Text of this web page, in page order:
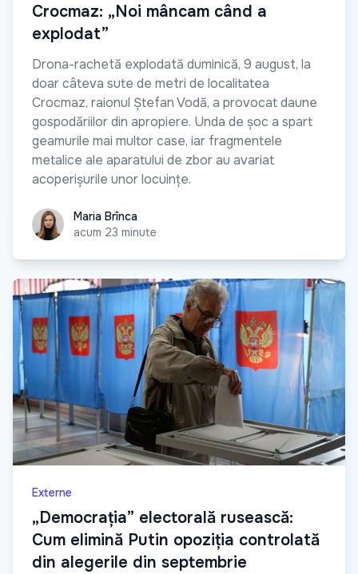
Crocmaz: „Noi mâncam când a
explodat”
Drona-rachetă explodată duminică, 9 august, la
doar câteva sute de metri de localitatea
Crocmaz, raionul Ștefan Vodă, a provocat daune
gospodăriilor din apropiere. Unda de șoc a spart
geamurile mai multor case, iar fragmentele
metalice ale aparatului de zbor au avariat
acoperișurile unor locuințe.
Maria BrîncaMaria Brînca
acum 23 minute
Externe
„Democrația” electorală rusească:
Cum elimină Putin opoziția controlată
din alegerile din septembrie